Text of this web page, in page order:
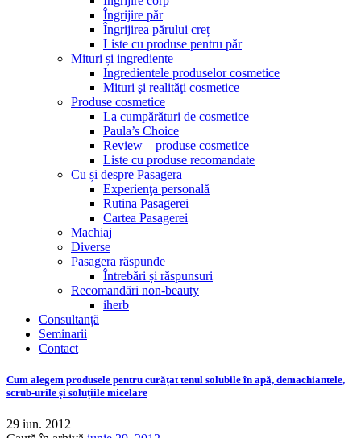
Îngrijire păr
Îngrijirea părului creț
Liste cu produse pentru păr
Mituri și ingrediente
Ingredientele produselor cosmetice
Mituri şi realităţi cosmetice
Produse cosmetice
La cumpărături de cosmetice
Paula’s Choice
Review – produse cosmetice
Liste cu produse recomandate
Cu și despre Pasagera
Experienţa personală
Rutina Pasagerei
Cartea Pasagerei
Machiaj
Diverse
Pasagera răspunde
Întrebări și răspunsuri
Recomandări non-beauty
iherb
Consultanță
Seminarii
Contact
Cum alegem produsele pentru curățat tenul solubile în apă, demachiantele,
scrub-urile și soluțiile micelare
29 iun. 2012